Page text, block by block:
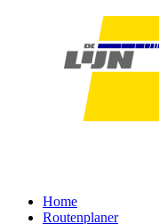
Home
Routenplaner